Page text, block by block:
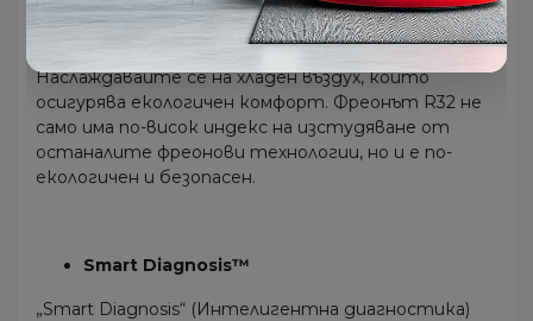
R32 - Високоефективен екологичен
хладилен агент
Наслаждавайте се на хладен въздух, който
осигурява екологичен комфорт. Фреонът R32 не
само има по-висок индекс на изстудяване от
останалите фреонови технологии, но и е по-
екологичен и безопасен.
Smart Diagnosis™
„Smart Diagnosis“ (Интелигентна диагностика)